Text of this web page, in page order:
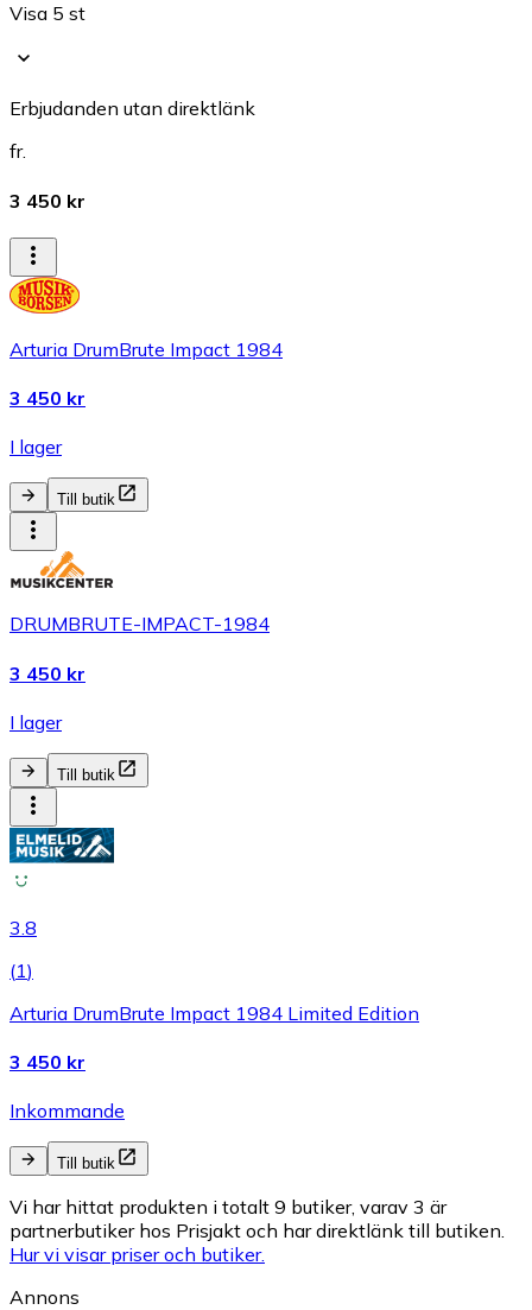
Visa 5 st
Erbjudanden utan direktlänk
fr.
3 450 kr
Arturia DrumBrute Impact 1984
3 450 kr
I lager
Till butik
DRUMBRUTE-IMPACT-1984
3 450 kr
I lager
Till butik
3.8
(1)
Arturia DrumBrute Impact 1984 Limited Edition
3 450 kr
Inkommande
Till butik
Vi har hittat produkten i totalt 9 butiker, varav 3 är
partnerbutiker hos Prisjakt och har direktlänk till butiken.
Hur vi visar priser och butiker.
Annons